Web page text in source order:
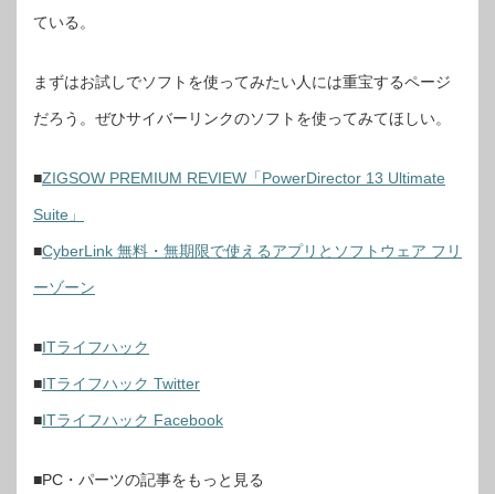
ている。
まずはお試しでソフトを使ってみたい人には重宝するページ
だろう。ぜひサイバーリンクのソフトを使ってみてほしい。
■ZIGSOW PREMIUM REVIEW「PowerDirector 13 Ultimate
Suite」
■CyberLink 無料・無期限で使えるアプリとソフトウェア フリ
ーゾーン
■ITライフハック
■ITライフハック Twitter
■ITライフハック Facebook
■PC・パーツの記事をもっと見る